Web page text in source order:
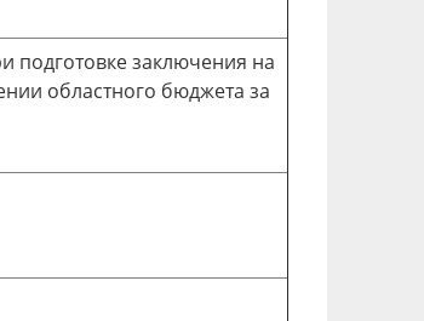
подготовке заключения на
областного бюджета за